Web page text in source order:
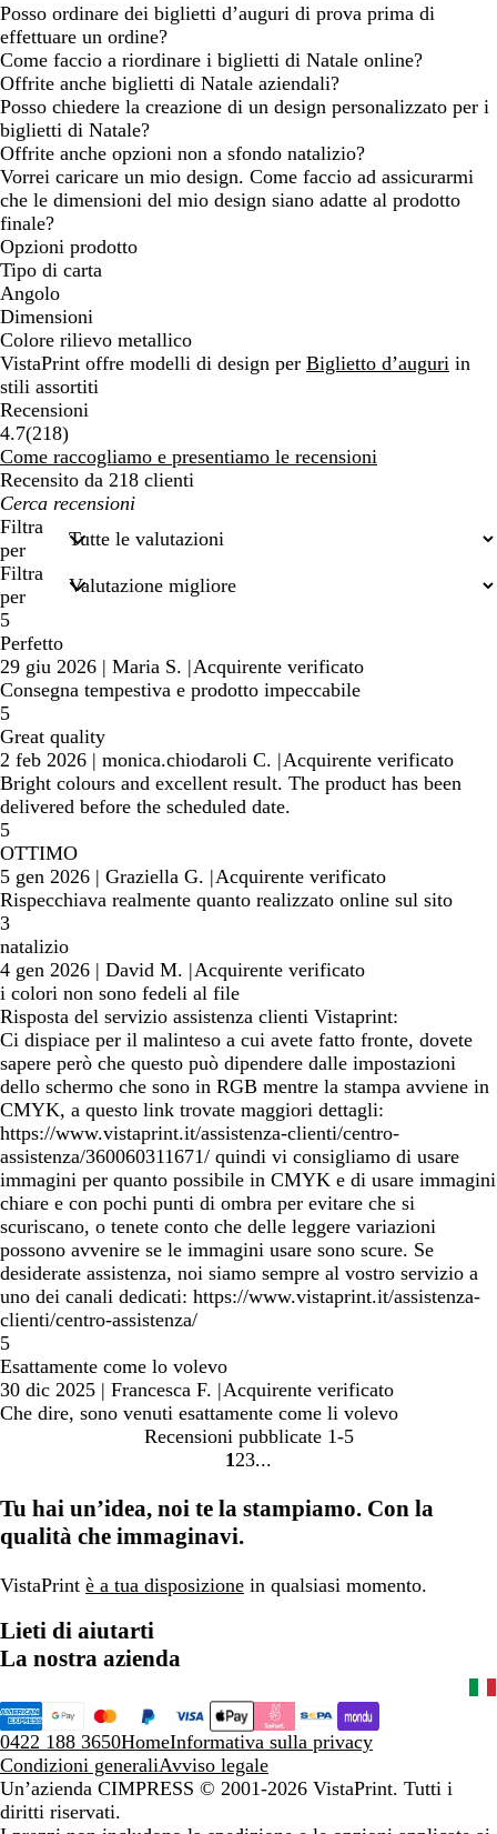
Posso ordinare dei biglietti d’auguri di prova prima di
effettuare un ordine?
Come faccio a riordinare i biglietti di Natale online?
Offrite anche biglietti di Natale aziendali?
Posso chiedere la creazione di un design personalizzato per i
biglietti di Natale?
Offrite anche opzioni non a sfondo natalizio?
Vorrei caricare un mio design. Come faccio ad assicurarmi
che le dimensioni del mio design siano adatte al prodotto
finale?
Opzioni prodotto
Tipo di carta
Angolo
Dimensioni
Colore rilievo metallico
VistaPrint offre modelli di design per Biglietto d’auguri in
stili assortiti
Recensioni
4.7(218218
recensioni
)
Come raccogliamo e presentiamo le recensioni
Recensito da 218 clienti
I
miei
termini
di
ricerca
Filtra
per
Filtra
per
5
Perfetto
29 giu 2026 | Maria S. |Acquirente verificato
Consegna tempestiva e prodotto impeccabile
5
Great quality
2 feb 2026 | monica.chiodaroli C. |Acquirente verificato
Bright colours and excellent result. The product has been
delivered before the scheduled date.
5
OTTIMO
5 gen 2026 | Graziella G. |Acquirente verificato
Rispecchiava realmente quanto realizzato online sul sito
3
natalizio
4 gen 2026 | David M. |Acquirente verificato
i colori non sono fedeli al file
Risposta del servizio assistenza clienti Vistaprint:
Ci dispiace per il malinteso a cui avete fatto fronte, dovete
sapere però che questo può dipendere dalle impostazioni
dello schermo che sono in RGB mentre la stampa avviene in
CMYK, a questo link trovate maggiori dettagli:
https://www.vistaprint.it/assistenza-clienti/centro-
assistenza/360060311671/ quindi vi consigliamo di usare
immagini per quanto possibile in CMYK e di usare immagini
chiare e con pochi punti di ombra per evitare che si
scuriscano, o tenete conto che delle leggere variazioni
possono avvenire se le immagini usare sono scure. Se
desiderate assistenza, noi siamo sempre al vostro servizio a
uno dei canali dedicati: https://www.vistaprint.it/assistenza-
clienti/centro-assistenza/
5
Esattamente come lo volevo
30 dic 2025 | Francesca F. |Acquirente verificato
Che dire, sono venuti esattamente come li volevo
Recensioni pubblicate 1-5
Vai
pagina
1 Vai
pagina
2 Vai
pagina
3
Tu hai un’idea, noi te la stampiamo. Con la
qualità che immaginavi.
VistaPrint è a tua disposizione in qualsiasi momento.
Lieti di aiutarti
La nostra azienda
0422 188 3650HomeInformativa sulla privacy
Condizioni generaliAvviso legale
Un’azienda CIMPRESS © 2001-2026 VistaPrint. Tutti i
diritti riservati.